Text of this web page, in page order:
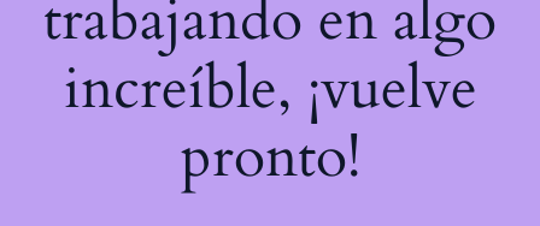
trabajando en algo
increíble, ¡vuelve
pronto!